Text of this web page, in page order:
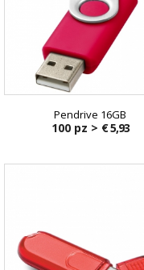
Pendrive 16GB
100 pz > € 5,93